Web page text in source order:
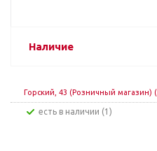
Наличие
Горский, 43 (Розничный магазин)
Есть в наличии (1)